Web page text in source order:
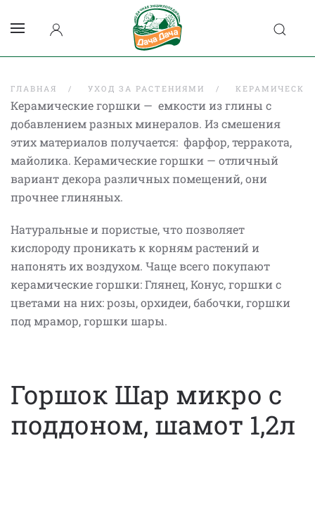
ГЛАВНАЯ УХОД ЗА РАСТЕНИЯМИ
Керамические горшки — емкости из глины с
добавлением разных минералов. Из смешения
этих материалов получается: фарфор, терракота,
майолика. Керамические горшки — отличный
вариант декора различных помещений, они
прочнее глиняных.
Натуральные и пористые, что позволяет
кислороду проникать к корням растений и
напонять их воздухом. Чаще всего покупают
керамические горшки: Глянец, Конус, горшки с
цветами на них: розы, орхидеи, бабочки, горшки
под мрамор, горшки шары.
Горшок Шар микро с
поддоном, шамот 1,2л